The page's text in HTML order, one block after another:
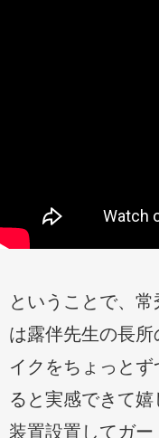
ということで、
は露伴先生の長
イクをちょっと
ると実感できて
装置設置してガ